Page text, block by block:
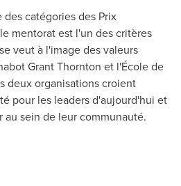
catégories des Prix
mentorat est l'un des critères
veut à l'image des valeurs
Grant Thornton et l'École de
deux organisations croient
pour les leaders d'aujourd'hui et
sein de leur communauté.